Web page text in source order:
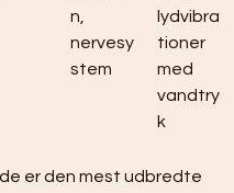
n,
nervesy
stem
lydvibra
tioner
med
vandtry
k
er den mest udbredte